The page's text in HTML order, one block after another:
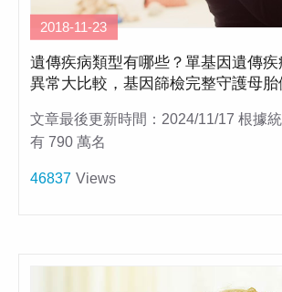
2018-11-23
遺傳疾病類型有哪些？單基因遺傳疾
異常大比較，基因篩檢完整守護母胎
文章最後更新時間：2024/11/17 根據
有 790 萬名
46837 Views